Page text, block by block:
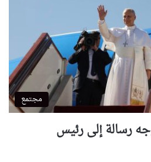
مجتمع
رسالة إلى رئيس